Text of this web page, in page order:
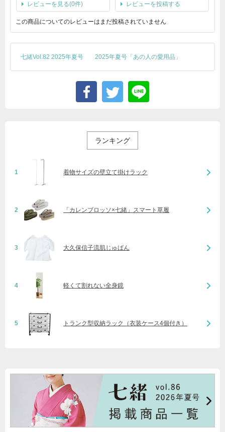
レビューを見る(0件) レビューを投稿する
この商品についてのレビューはまだ投稿されていません
七緒Vol.82 2025年夏号 2025年夏号「あの人の愛用品」
ランキング
1 着物サイズの壁立て掛けラック
2 「カレンブロッソ×七緒」スマート草履
3 大久保信子流肌じゅばん
4 軽くて割れない全身鏡
5 トランク型収納ラック（衣装ケース4個付き）